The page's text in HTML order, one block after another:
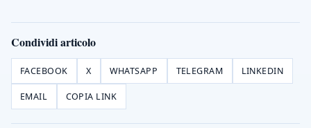
Condividi articolo
FACEBOOK X WHATSAPP TELEGRAM LINKEDIN
EMAIL COPIA LINK